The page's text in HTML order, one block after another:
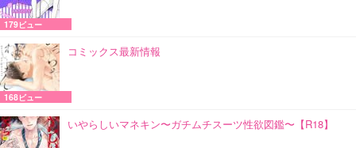
179ビュー
コミックス最新情報
168ビュー
いやらしいマネキン〜ガチムチスーツ性欲図鑑〜【R18】